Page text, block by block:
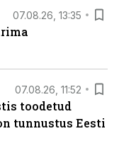
07.08.26, 13:35
07.08.26, 11:52
toodetud
tunnustus Eesti